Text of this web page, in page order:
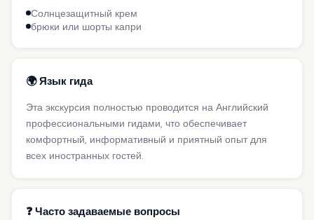
Солнцезащитный крем
брюки или шорты капри
🌍 Язык гида
Эта экскурсия полностью проводится на Английский
профессиональными гидами, что обеспечивает
комфортный, информативный и приятный опыт для
всех иностранных гостей.
❓ Часто задаваемые вопросы